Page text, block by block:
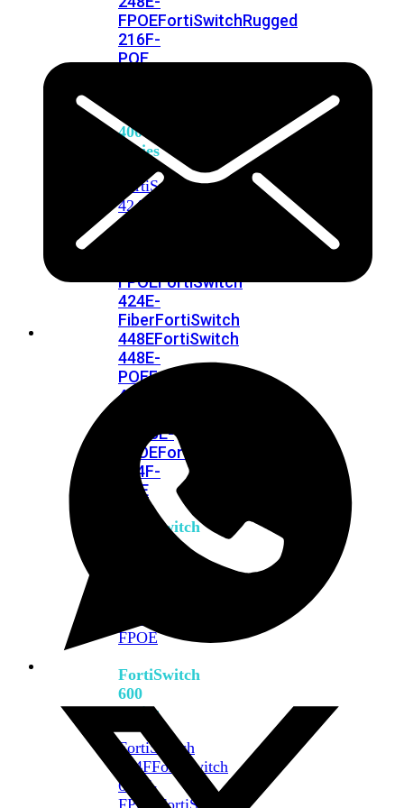
FPOEFortiSwitchRugged
216F-
POE
400
Series
FortiSwitch
424E
424E-
FPOEFortiSwitch
424E-
FiberFortiSwitch
448EFortiSwitch
448E-
POEFortiSwitch
448E-
M426E-
FPOEFortiSwitchRugged
424F-
POE
FortiSwitch
FPOE
FortiSwitch
600
Series
FortiSwitch
624FFortiSwitch
624F-
FPOE
FortiSwitch